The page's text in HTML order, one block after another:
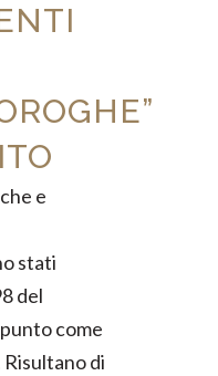
e
stati
del
come
di